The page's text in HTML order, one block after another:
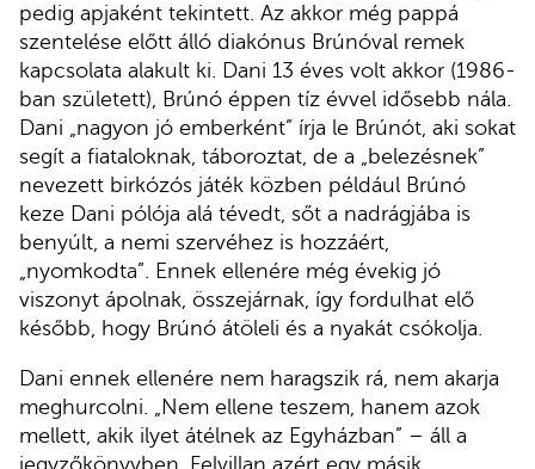
pedig apjaként tekintett. Az akkor még pappá
szentelése előtt álló diakónus Brúnóval remek
kapcsolata alakult ki. Dani 13 éves volt akkor (1986-
ban született), Brúnó éppen tíz évvel idősebb nála.
Dani „nagyon jó emberként” írja le Brúnót, aki sokat
segít a fiataloknak, táboroztat, de a „belezésnek”
nevezett birkózós játék közben például Brúnó
keze Dani pólója alá tévedt, sőt a nadrágjába is
benyúlt, a nemi szervéhez is hozzáért,
„nyomkodta”. Ennek ellenére még évekig jó
viszonyt ápolnak, összejárnak, így fordulhat elő
később, hogy Brúnó átöleli és a nyakát csókolja.
Dani ennek ellenére nem haragszik rá, nem akarja
meghurcolni. „Nem ellene teszem, hanem azok
mellett, akik ilyet átélnek az Egyházban” – áll a